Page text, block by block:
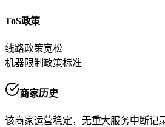
ToS政策
线路政策宽松
机器限制政策标准
商家历史
该商家运营稳定，无重大服务中断记